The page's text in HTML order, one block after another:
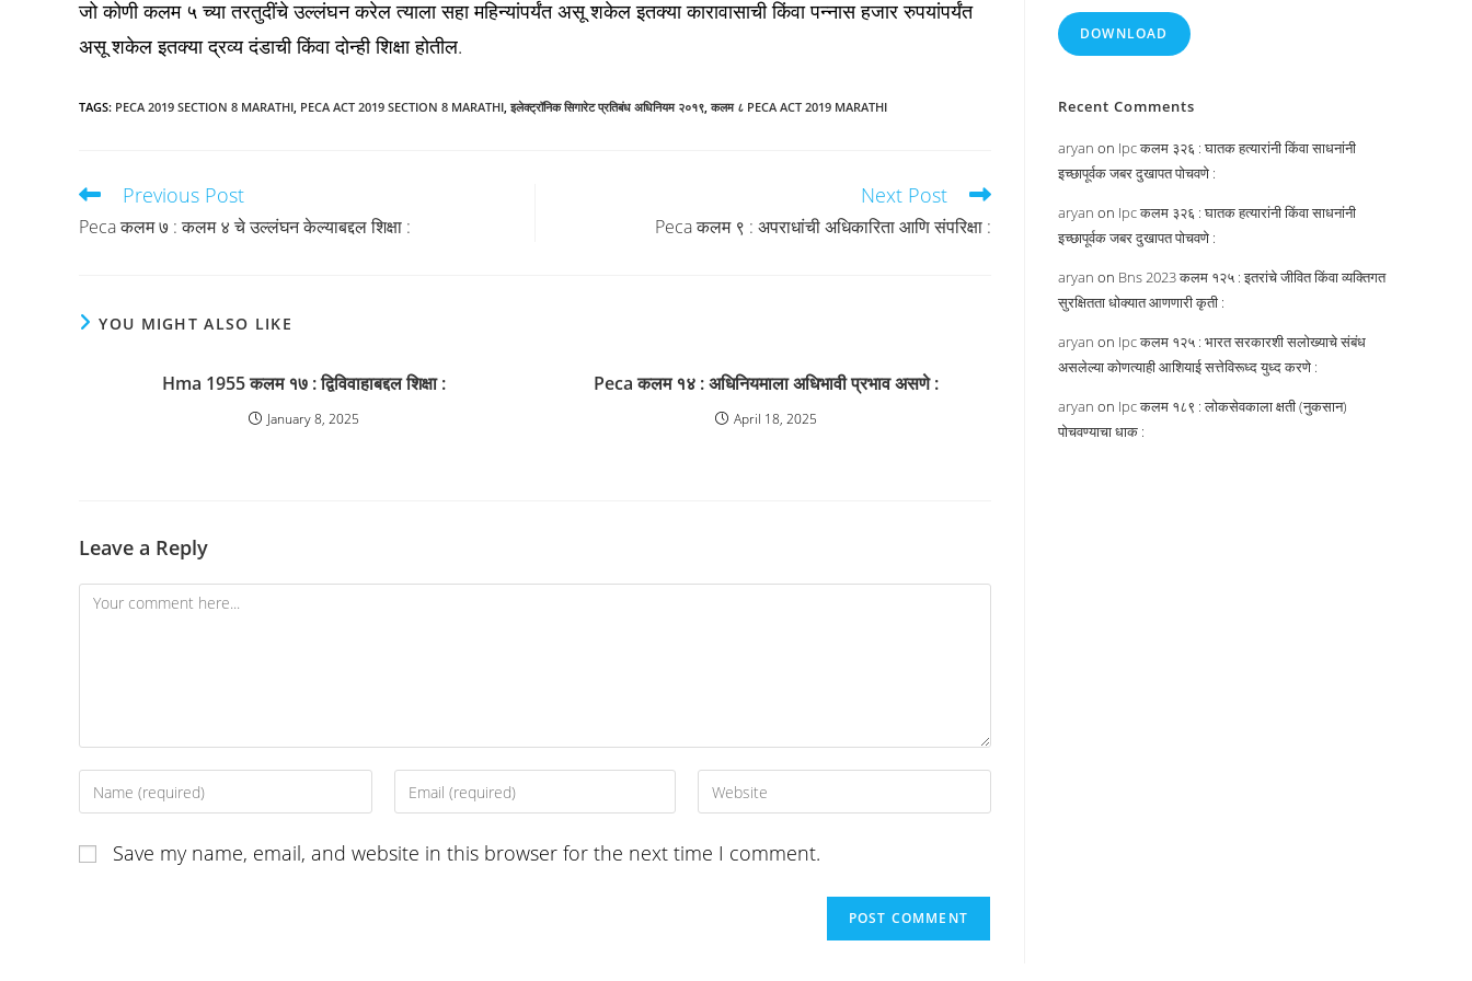
जो कोणी कलम ५ च्या तरतुदींचे उल्लंघन करेल त्याला सहा महिन्यांपर्यंत असू शकेल इतक्या कारावासाची किंवा पन्नास हजार रुपयांपर्यंत
असू शकेल इतक्या द्रव्य दंडाची किंवा दोन्ही शिक्षा होतील.
TAGS: PECA 2019 SECTION 8 MARATHI, PECA ACT 2019 SECTION 8 MARATHI, इलेक्ट्रॉनिक सिगारेट प्रतिबंध अधिनियम २०१९, कलम ८ PECA ACT 2019 MARATHI
Read
articles
Previous Post
Peca कलम ७ : कलम ४ चे उल्लंघन केल्याबद्दल शिक्षा :
Next Post
Peca कलम ९ : अपराधांची अधिकारिता आणि संपरिक्षा :
YOU MIGHT ALSO LIKE
Hma 1955 कलम १७ : द्विविवाहाबद्दल शिक्षा :
January 8, 2025
Peca कलम १४ : अधिनियमाला अधिभावी प्रभाव असणे :
April 18, 2025
Leave a Reply
Comment
Enter
your
or
Enter
your
address
Enter
your
URL
Save my name, email, and website in this browser for the next time I comment.
DOWNLOAD
Recent Comments
aryan on Ipc कलम ३२६ : घातक हत्यारांनी किंवा साधनांनी
इच्छापूर्वक जबर दुखापत पोचवणे :
aryan on Ipc कलम ३२६ : घातक हत्यारांनी किंवा साधनांनी
इच्छापूर्वक जबर दुखापत पोचवणे :
aryan on Bns 2023 कलम १२५ : इतरांचे जीवित किंवा व्यक्तिगत
सुरक्षितता धोक्यात आणणारी कृती :
aryan on Ipc कलम १२५ : भारत सरकारशी सलोख्याचे संबंध
असलेल्या कोणत्याही आशियाई सत्तेविरूध्द युध्द करणे :
aryan on Ipc कलम १८९ : लोकसेवकाला क्षती (नुकसान)
पोचवण्याचा धाक :